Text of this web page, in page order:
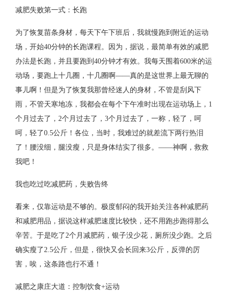
减肥失败第一式：长跑
为了恢复苗条身材，每天下午下班后，我就慢跑到附近的运动
场，开始40分钟的长跑课程。因为，据说，最简单有效的减肥
办法是长跑，并且要跑到40分钟才有效。我每天围着600米的运
动场，要跑上十几圈，十几圈啊——真的是这世界上最无聊的
事儿啊！但是为了恢复我那曾经迷人的身材，不管是刮风下
雨，不管天寒地冻，我都会在每个下午准时出现在运动场上，1
个月过去了，2个月过去了，3个月过去了，一称，轻了，呵
呵，轻了0.5公斤！各位，当时，我难过的就差流下两行热泪
了！腰没细，腿没瘦，只是身体结实了很多。——神啊，救救
我吧！
我也吃过吃减肥药，失败告终
看来，仅靠运动是不够的。极度郁闷的我开始关注各种减肥药
和减肥用品，据说这样减肥速度比较快，还不用跑步跑得那么
辛苦。于是吃了2个月减肥药，银子没少花，厕所没少跑。之后
确实瘦了2.5公斤，但是，很快又会长回来3公斤，反弹的厉
害，唉，这条路也行不通！
减肥之康庄大道：控制饮食+运动